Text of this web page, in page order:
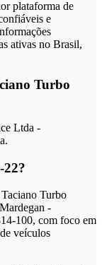
plataforma de
e
ativas no Brasil,
Turbo
Ltda -
22?
Turbo
-
100, com foco em
veículos